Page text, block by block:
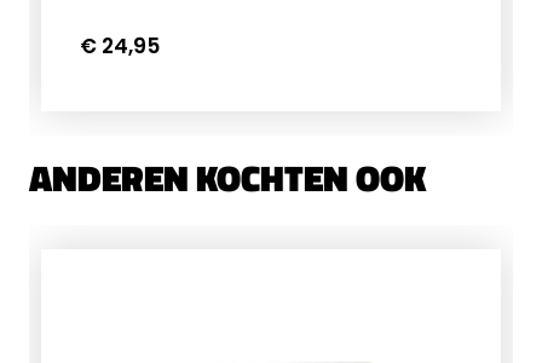
€ 24,95
ANDEREN KOCHTEN OOK